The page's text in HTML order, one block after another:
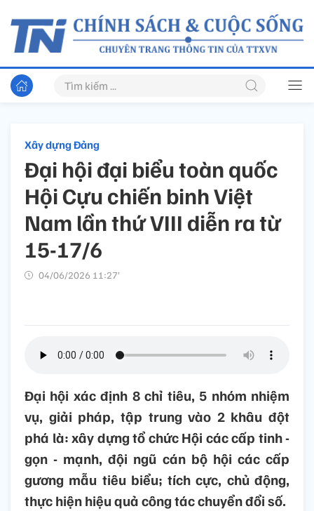
Xây dựng Đảng
Đại hội đại biểu toàn quốc
Hội Cựu chiến binh Việt
Nam lần thứ VIII diễn ra từ
15-17/6
04/06/2026 11:27’
Đại hội xác định 8 chỉ tiêu, 5 nhóm nhiệm
vụ, giải pháp, tập trung vào 2 khâu đột
phá là: xây dựng tổ chức Hội các cấp tinh -
gọn - mạnh, đội ngũ cán bộ hội các cấp
gương mẫu tiêu biểu; tích cực, chủ động,
thực hiện hiệu quả công tác chuyển đổi số.